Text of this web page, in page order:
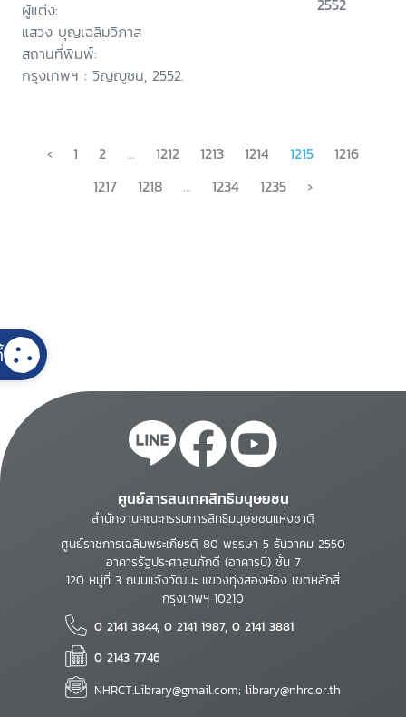
ผู้แต่ง:
แสวง บุญเฉลิมวิภาส
สถานที่พิมพ์:
กรุงเทพฯ : วิญญูชน, 2552.
2552
‹ 1 2 ... 1212 1213 1214 1215
1216
1217
1218 ... 1234 1235 ›
ศูนย์สารสนเทศสิทธิมนุษยชน
สำนักงานคณะกรรมการสิทธิมนุษยชนแห่งชาติ
ศูนย์ราชการเฉลิมพระเกียรติ 80 พรรษา 5 ธันวาคม 2550
อาคารรัฐประศาสนภักดี (อาคารบี) ชั้น 7
120 หมู่ที่ 3 ถนนแจ้งวัฒนะ แขวงทุ่งสองห้อง เขตหลักสี่
กรุงเทพฯ 10210
0 2141 3844, 0 2141 1987, 0 2141 3881
0 2143 7746
NHRCT.Library@gmail.com; library@nhrc.or.th